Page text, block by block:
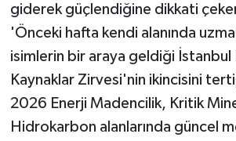
giderek güçlendiğine dikkati
'Önceki hafta kendi alanında
isimlerin bir araya geldiği İstanbul
Kaynaklar Zirvesi'nin ikincisini
2026 Enerji Madencilik, Kritik
Hidrokarbon alanlarında güncel